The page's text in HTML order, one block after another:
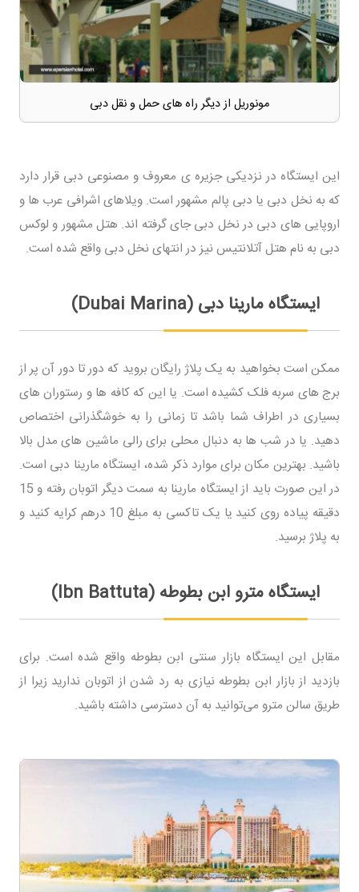
مونوریل از دیگر راه های حمل و نقل دبی
این ایستگاه در نزدیکی جزیره ی معروف و مصنوعی دبی قرار دارد
که به نخل دبی یا دبی پالم مشهور است. ویلاهای اشرافی عرب ها و
اروپایی های دبی در نخل دبی جای گرفته اند. هتل مشهور و لوکس
دبی به نام هتل آتلانتیس نیز در انتهای نخل دبی واقع شده است.
ایستگاه مارینا دبی (Dubai Marina)
ممکن است بخواهید به یک پلاژ رایگان بروید که دور تا دور آن پر از
برج های سربه فلک کشیده است. یا این که کافه ها و رستوران های
بسیاری در اطراف شما باشد تا زمانی را به خوشگذرانی اختصاص
دهید. یا در شب ها به دنبال محلی برای رالی ماشین های مدل بالا
باشید. بهترین مکان برای موارد ذکر شده، ایستگاه مارینا دبی است.
در این صورت باید از ایستگاه مارینا به سمت دیگر اتوبان رفته و 15
دقیقه پیاده روی کنید یا یک تاکسی به مبلغ 10 درهم کرایه کنید و
به پلاژ برسید.
ایستگاه مترو ابن بطوطه (Ibn Battuta)
مقابل این ایستگاه بازار سنتی ابن بطوطه واقع شده است. برای
بازدید از بازار ابن بطوطه نیازی به رد شدن از اتوبان ندارید زیرا از
طریق سالن مترو می‌توانید به آن دسترسی داشته باشید.